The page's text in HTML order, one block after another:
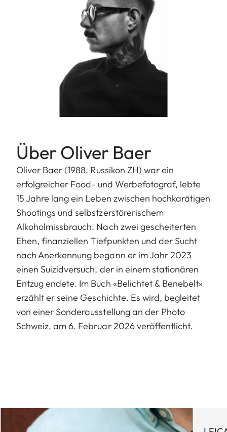
Über Oliver Baer
Oliver Baer (1988, Russikon ZH) war ein
erfolgreicher Food- und Werbefotograf, lebte
15 Jahre lang ein Leben zwischen hochkarätigen
Shootings und selbstzerstörerischem
Alkoholmissbrauch. Nach zwei gescheiterten
Ehen, finanziellen Tiefpunkten und der Sucht
nach Anerkennung begann er im Jahr 2023
einen Suizidversuch, der in einem stationären
Entzug endete. Im Buch «Belichtet & Benebelt»
erzählt er seine Geschichte. Es wird, begleitet
von einer Sonderausstellung an der Photo
Schweiz, am 6. Februar 2026 veröffentlicht.